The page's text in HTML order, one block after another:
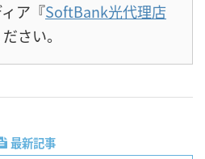
ア『SoftBank光代理店
さい。
最新記事